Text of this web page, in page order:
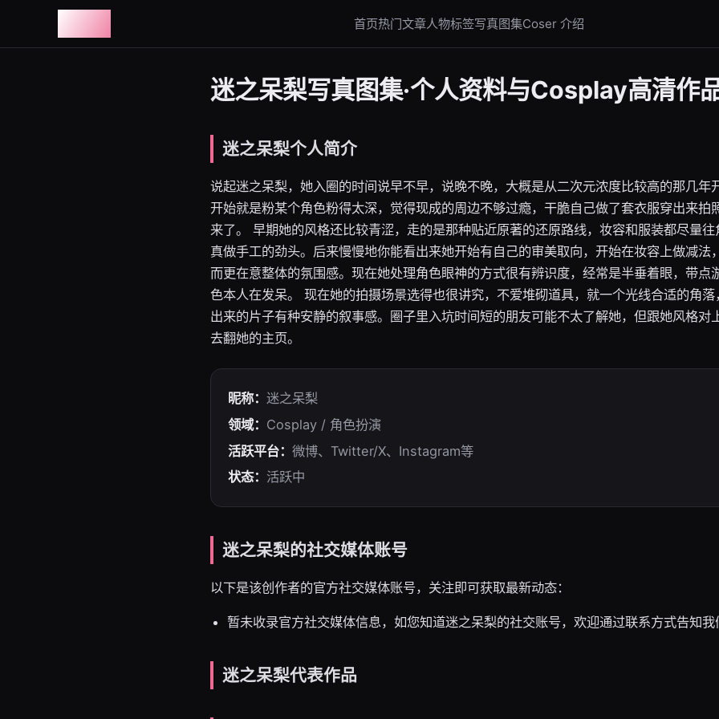
首页热门文章人物标签写真图集Coser 介绍
迷之呆梨写真图集·个人资料与Cosplay高清作
迷之呆梨个人简介
说起迷之呆梨，她入圈的时间说早不早，说晚不晚，大概是从二次元浓度比较高的那几年
开始就是粉某个角色粉得太深，觉得现成的周边不够过瘾，干脆自己做了套衣服穿出来拍
来了。 早期她的风格还比较青涩，走的是那种贴近原著的还原路线，妆容和服装都尽量
真做手工的劲头。后来慢慢地你能看出来她开始有自己的审美取向，开始在妆容上做减法
而更在意整体的氛围感。现在她处理角色眼神的方式很有辨识度，经常是半垂着眼，带点
色本人在发呆。 现在她的拍摄场景选得也很讲究，不爱堆砌道具，就一个光线合适的角
出来的片子有种安静的叙事感。圈子里入坑时间短的朋友可能不太了解她，但跟她风格对
去翻她的主页。
昵称： 迷之呆梨
领域： Cosplay / 角色扮演
活跃平台： 微博、Twitter/X、Instagram等
状态： 活跃中
迷之呆梨的社交媒体账号
以下是该创作者的官方社交媒体账号，关注即可获取最新动态：
暂未收录官方社交媒体信息，如您知道迷之呆梨的社交账号，欢迎通过联系方式告知我
迷之呆梨代表作品